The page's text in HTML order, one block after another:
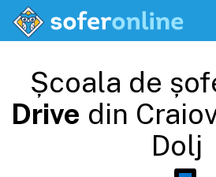
Școala de
Drive din
Dolj